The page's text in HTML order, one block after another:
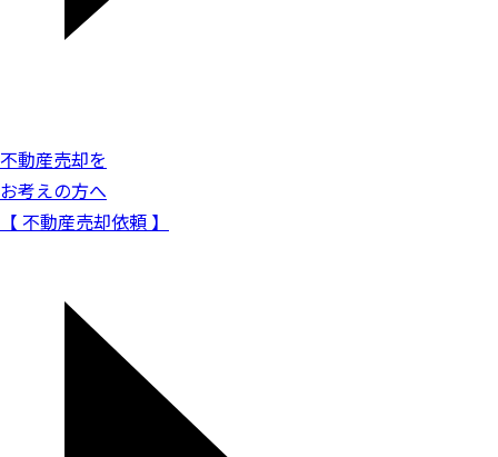
不動産売却を
お考えの方へ
【 不動産売却依頼 】